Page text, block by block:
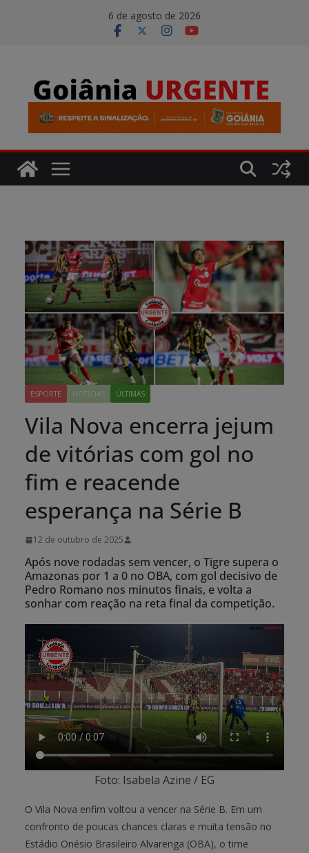
6 de agosto de 2026
ESPORTE NOTÍCIAS ÚLTIMAS
Vila Nova encerra jejum
de vitórias com gol no
fim e reacende
esperança na Série B
12 de outubro de 2025
Após nove rodadas sem vencer, o Tigre supera o
Amazonas por 1 a 0 no OBA, com gol decisivo de
Pedro Romano nos minutos finais, e volta a
sonhar com reação na reta final da competição.
Foto: Isabela Azine / EG
O Vila Nova enfim voltou a vencer na Série B. Em um
confronto de poucas chances claras e muita tensão no
Estádio Onésio Brasileiro Alvarenga (OBA), o time
modal-check